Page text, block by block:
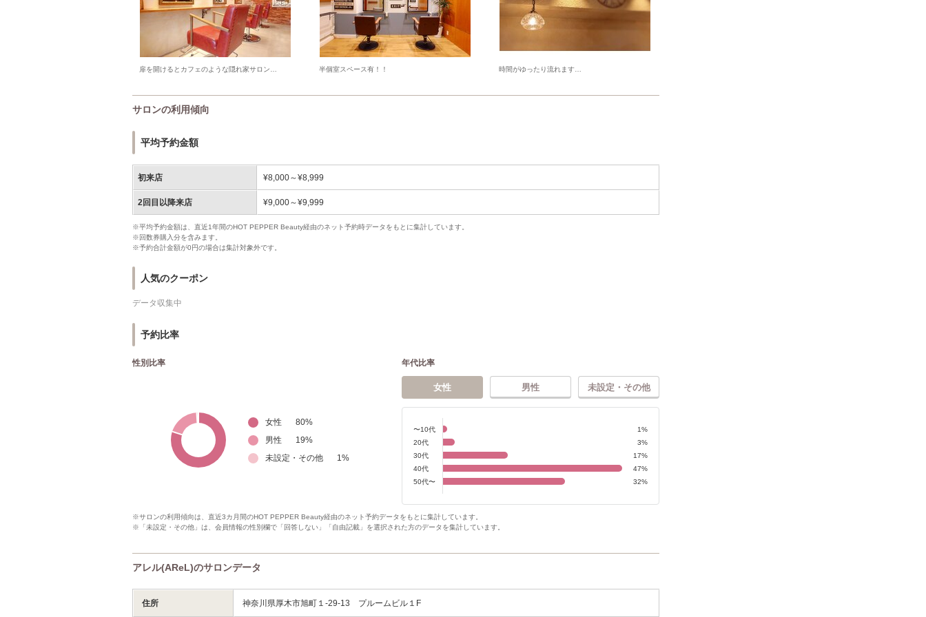
扉を開けるとカフェのような隠れ家サロン… 半個室スペース有！！ 時間がゆったり流れます…
サロンの利用傾向
平均予約金額
初来店 ¥8,000～¥8,999
2回目以降来店 ¥9,000～¥9,999
※平均予約金額は、直近1年間のHOT PEPPER Beauty経由のネット予約時データをもとに集計しています。
※回数券購入分を含みます。
※予約合計金額が0円の場合は集計対象外です。
人気のクーポン
データ収集中
予約比率
性別比率
女性 80%
男性
19%
未設定・その他
1%
年代比率
女性 男性 未設定・その他
〜10代
1%
20代
3%
30代
17%
40代
47%
50代〜
32%
※サロンの利用傾向は、直近3カ月間のHOT PEPPER Beauty経由のネット予約データをもとに集計しています。
※「未設定・その他」は、会員情報の性別欄で「回答しない」「自由記載」を選択された方のデータを集計しています。
アレル(AReL)のサロンデータ
住所 神奈川県厚木市旭町１‐29‐13 プルームビル１F